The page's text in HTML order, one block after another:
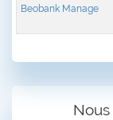
Beobank Manage